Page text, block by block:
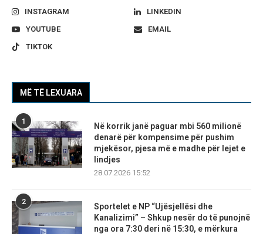
INSTAGRAM
LINKEDIN
YOUTUBE
EMAIL
TIKTOK
MË TË LEXUARA
1
Në korrik janë paguar mbi 560 milionë
denarë për kompensime për pushim
mjekësor, pjesa më e madhe për lejet e
lindjes
28.07.2026 15:52
2
Sportelet e NP “Ujësjellësi dhe
Kanalizimi” – Shkup nesër do të punojnë
nga ora 7:30 deri në 15:30, e mërkura